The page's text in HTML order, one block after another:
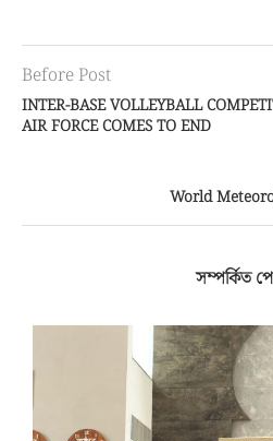
Before Post
INTER-BASE VOLLEYBALL
AIR FORCE COMES TO END
World
সম্পর্কিত